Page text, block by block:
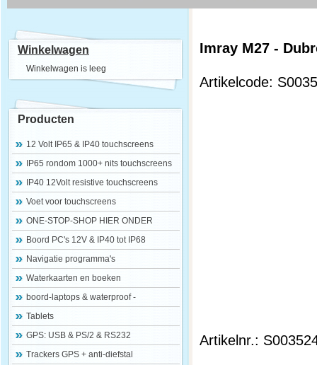
Winkelwagen
Winkelwagen is leeg
Producten
12 Volt IP65 & IP40 touchscreens
IP65 rondom 1000+ nits touchscreens
IP40 12Volt resistive touchscreens
Voet voor touchscreens
ONE-STOP-SHOP HIER ONDER
Boord PC's 12V & IP40 tot IP68
Navigatie programma's
Waterkaarten en boeken
boord-laptops & waterproof -
Tablets
GPS: USB & PS/2 & RS232
Trackers GPS + anti-diefstal
Imray M27 -
Artikelcode:
Artikelnr.: